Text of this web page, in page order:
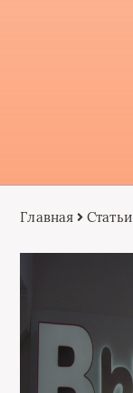
Главная Статьи